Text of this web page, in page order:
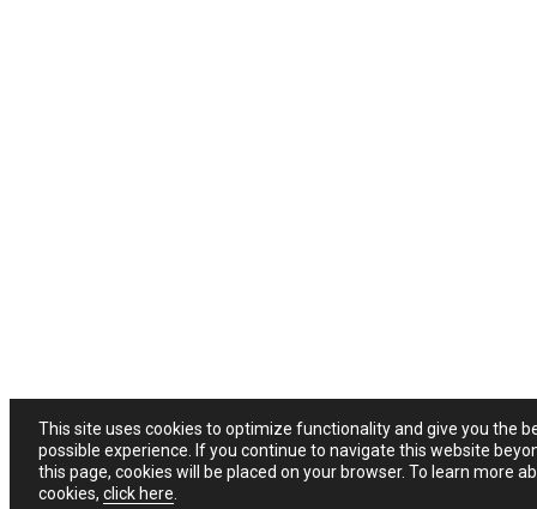
This site uses cookies to optimize functionality and give you the
possible experience. If you continue to navigate this website
this page, cookies will be placed on your browser. To learn more
cookies, click here